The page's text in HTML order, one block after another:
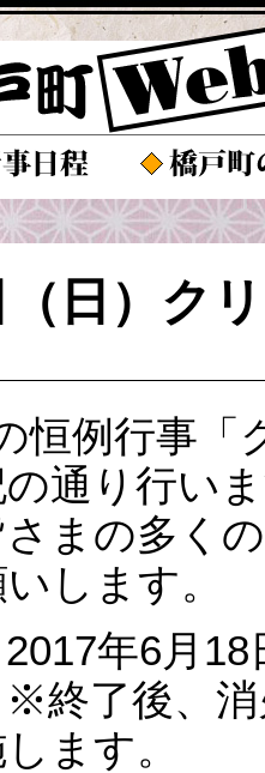
日）ク
恒例行事「
の通り行い
まの多く
します。
年6月18
了後、消
ます。